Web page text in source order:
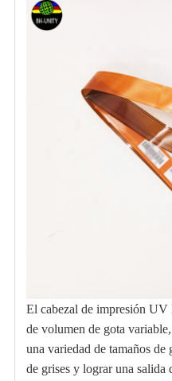
El cabezal de impresión
de volumen de gota
una variedad de tamaños de
de grises y lograr una salida